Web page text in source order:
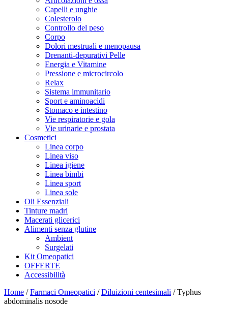
Capelli e unghie
Colesterolo
Controllo del peso
Corpo
Dolori mestruali e menopausa
Drenanti-depurativi Pelle
Energia e Vitamine
Pressione e microcircolo
Relax
Sistema immunitario
Sport e aminoacidi
Stomaco e intestino
Vie respiratorie e gola
Vie urinarie e prostata
Cosmetici
Linea corpo
Linea viso
Linea igiene
Linea bimbi
Linea sport
Linea sole
Oli Essenziali
Tinture madri
Macerati glicerici
Alimenti senza glutine
Ambient
Surgelati
Kit Omeopatici
OFFERTE
Accessibilità
Home /Farmaci Omeopatici /Diluizioni centesimali / Typhus
abdominalis nosode